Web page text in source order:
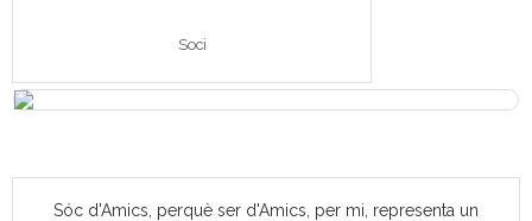
Soci
Sóc d'Amics, perquè ser d'Amics, per mi, representa un